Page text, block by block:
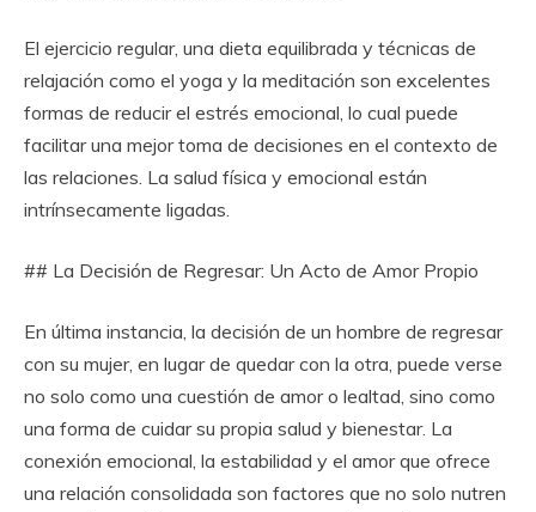
El ejercicio regular, una dieta equilibrada y técnicas de
relajación como el yoga y la meditación son excelentes
formas de reducir el estrés emocional, lo cual puede
facilitar una mejor toma de decisiones en el contexto de
las relaciones. La salud física y emocional están
intrínsecamente ligadas.
## La Decisión de Regresar: Un Acto de Amor Propio
En última instancia, la decisión de un hombre de regresar
con su mujer, en lugar de quedar con la otra, puede verse
no solo como una cuestión de amor o lealtad, sino como
una forma de cuidar su propia salud y bienestar. La
conexión emocional, la estabilidad y el amor que ofrece
una relación consolidada son factores que no solo nutren